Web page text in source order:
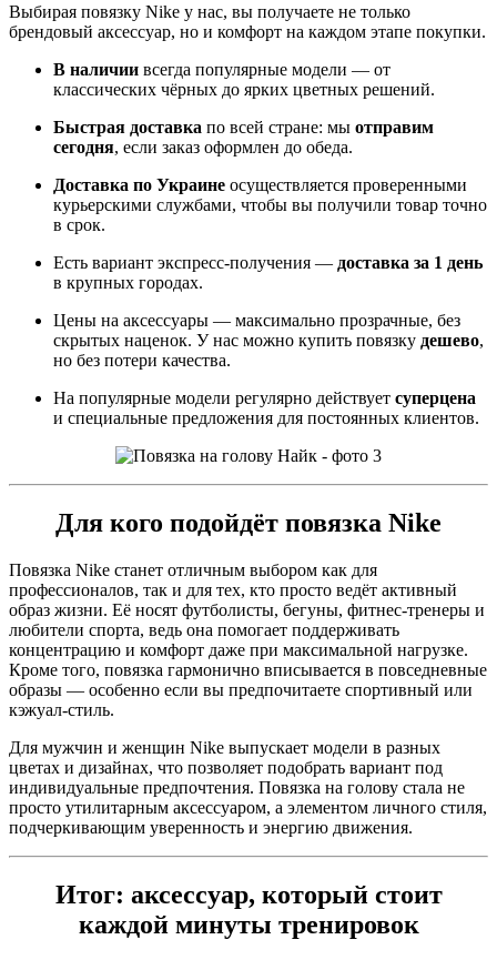
Выбирая повязку Nike у нас, вы получаете не только
брендовый аксессуар, но и комфорт на каждом этапе покупки.
В наличии всегда популярные модели — от
классических чёрных до ярких цветных решений.
Быстрая доставка по всей стране: мы отправим
сегодня, если заказ оформлен до обеда.
Доставка по Украине осуществляется проверенными
курьерскими службами, чтобы вы получили товар точно
в срок.
Есть вариант экспресс-получения — доставка за 1 день
в крупных городах.
Цены на аксессуары — максимально прозрачные, без
скрытых наценок. У нас можно купить повязку дешево,
но без потери качества.
На популярные модели регулярно действует суперцена
и специальные предложения для постоянных клиентов.
Для кого подойдёт повязка Nike
Повязка Nike станет отличным выбором как для
профессионалов, так и для тех, кто просто ведёт активный
образ жизни. Её носят футболисты, бегуны, фитнес-тренеры и
любители спорта, ведь она помогает поддерживать
концентрацию и комфорт даже при максимальной нагрузке.
Кроме того, повязка гармонично вписывается в повседневные
образы — особенно если вы предпочитаете спортивный или
кэжуал-стиль.
Для мужчин и женщин Nike выпускает модели в разных
цветах и дизайнах, что позволяет подобрать вариант под
индивидуальные предпочтения. Повязка на голову стала не
просто утилитарным аксессуаром, а элементом личного стиля,
подчеркивающим уверенность и энергию движения.
Итог: аксессуар, который стоит
каждой минуты тренировок